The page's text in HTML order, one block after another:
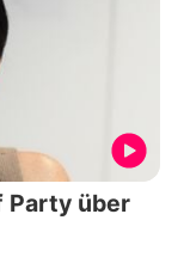
Party über